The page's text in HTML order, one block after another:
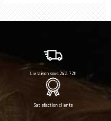
Livraison sous 24 à 72h
Satisfaction clients